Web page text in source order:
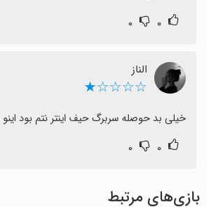
۰ ۰
الناز
☆☆☆☆★
خیلی بد حوصله سربرگ حیف اینتر نتم بود
۰ ۰
بازی‌های مرتبط